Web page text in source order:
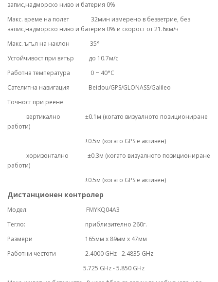
запис,надморско ниво и батерия 0%
Макс. време на полет 32мин измерено в безветрие, без
запис,надморско ниво и батерия 0% и скорост от 21.6км/ч
Макс. ъгъл на наклон 35°
Устойчивост при вятър до 10.7м/с
Работна температура 0 ~ 40°C
Сателитна навигация Beidou/GPS/GLONASS/Galileo
Точност при реене
вертикално ±0.1м (когато визуалното позициониране
работи)
±0.5м (когато GPS е активен)
хоризонтално ±0.3м (когато визуалното позициониране
работи)
±0.5м (когато GPS е активен)
Дистанционен контролер
Модел: FMYKQ04A3
Тегло: приблизително 260г.
Размери 165мм х 89мм х 47мм
Работни честоти 2.4000 GHz - 2.4835 GHz
5.725 GHz - 5.850 GHz